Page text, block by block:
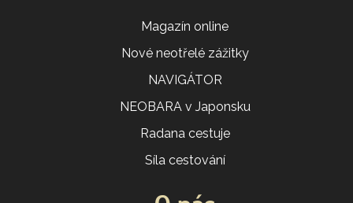
Magazín online
Nové neotřelé zážitky
NAVIGÁTOR
NEOBARA v Japonsku
Radana cestuje
Síla cestování